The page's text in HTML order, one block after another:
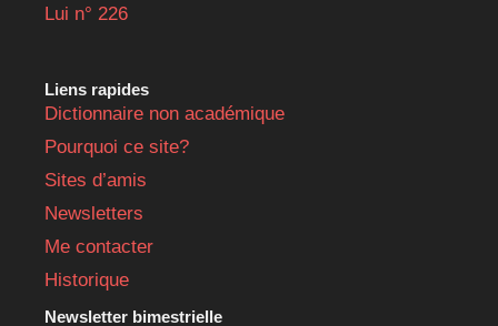
Lui n° 226
Liens rapides
Dictionnaire non académique
Pourquoi ce site?
Sites d’amis
Newsletters
Me contacter
Historique
Newsletter bimestrielle